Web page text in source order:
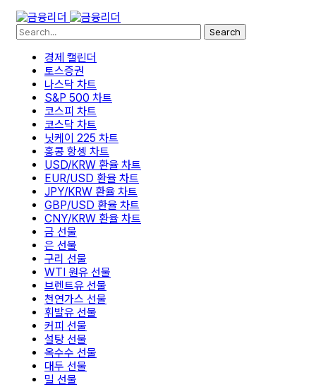
Search
경제 캘린더
토스증권
나스닥 차트
S&P 500 차트
코스피 차트
코스닥 차트
닛케이 225 차트
홍콩 항셍 차트
USD/KRW 환율 차트
EUR/USD 환율 차트
JPY/KRW 환율 차트
GBP/USD 환율 차트
CNY/KRW 환율 차트
금 선물
은 선물
구리 선물
WTI 원유 선물
브렌트유 선물
천연가스 선물
휘발유 선물
커피 선물
설탕 선물
옥수수 선물
대두 선물
밀 선물